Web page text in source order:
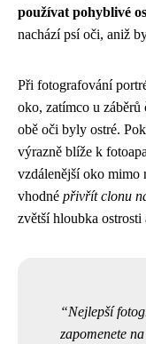
používat pohyblivé
nachází psí oči, aniž
Při fotografování
oko, zatímco u
obě oči byly ostré.
výrazně blíže k
vzdálenější oko mimo
vhodné přivřít clonu
zvětší hloubka ostrosti
Nejlepší
zapomenete